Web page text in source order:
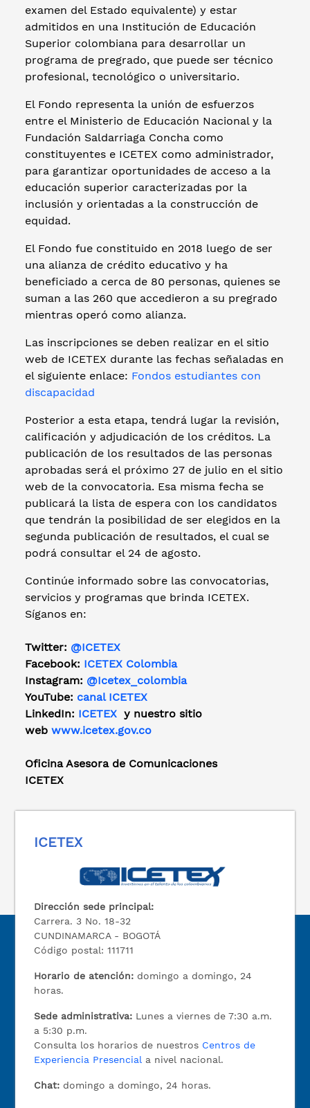
examen del Estado equivalente) y estar
admitidos en una Institución de Educación
Superior colombiana para desarrollar un
programa de pregrado, que puede ser técnico
profesional, tecnológico o universitario.
El Fondo representa la unión de esfuerzos
entre el Ministerio de Educación Nacional y la
Fundación Saldarriaga Concha como
constituyentes e ICETEX como administrador,
para garantizar oportunidades de acceso a la
educación superior caracterizadas por la
inclusión y orientadas a la construcción de
equidad.
El Fondo fue constituido en 2018 luego de ser
una alianza de crédito educativo y ha
beneficiado a cerca de 80 personas, quienes se
suman a las 260 que accedieron a su pregrado
mientras operó como alianza.
Las inscripciones se deben realizar en el sitio
web de ICETEX durante las fechas señaladas en
el siguiente enlace: Fondos estudiantes con
discapacidad
Posterior a esta etapa, tendrá lugar la revisión,
calificación y adjudicación de los créditos. La
publicación de los resultados de las personas
aprobadas será el próximo 27 de julio en el sitio
web de la convocatoria. Esa misma fecha se
publicará la lista de espera con los candidatos
que tendrán la posibilidad de ser elegidos en la
segunda publicación de resultados, el cual se
podrá consultar el 24 de agosto.
Continúe informado sobre las convocatorias,
servicios y programas que brinda ICETEX.
Síganos en:
Twitter: @ICETEX
Facebook: ICETEX Colombia
Instagram: @Icetex_colombia
YouTube: canal ICETEX
LinkedIn: ICETEX y nuestro sitio
web www.icetex.gov.co
Oficina Asesora de Comunicaciones
ICETEX
ICETEX
Dirección sede principal:
Carrera. 3 No. 18-32
CUNDINAMARCA - BOGOTÁ
Código postal: 111711
Horario de atención: domingo a domingo, 24
horas.
Sede administrativa: Lunes a viernes de 7:30 a.m.
a 5:30 p.m.
Consulta los horarios de nuestros Centros de
Experiencia Presencial a nivel nacional.
Chat: domingo a domingo, 24 horas.